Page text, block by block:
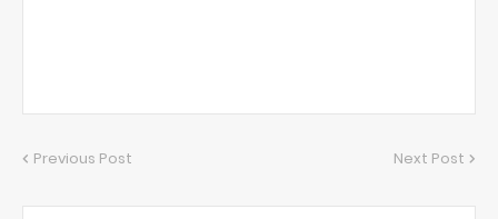
Previous Post Next Post